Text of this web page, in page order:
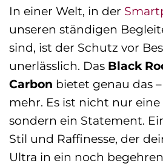
In einer Welt, in der
unseren ständigen
sind, ist der Schutz vor
unerlässlich. Das Black
Carbon bietet genau das
mehr. Es ist nicht nur
sondern ein Statement.
Stil und Raffinesse, der
Ultra in ein noch